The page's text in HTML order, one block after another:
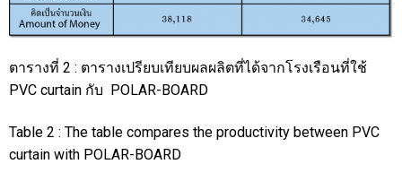
ตารางที่ 2 : ตารางเปรียบเทียบผลผลิตที่ได้จากโรงเรือนที่ใช้
PVC curtain กับ POLAR-BOARD
Table 2 : The table compares the productivity between PVC
curtain with POLAR-BOARD